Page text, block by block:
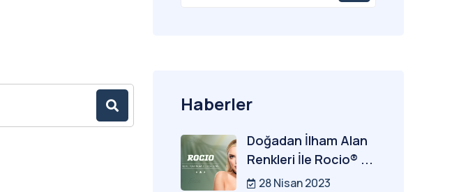
Haberler
Doğadan İlham Alan
Renkleri İle Rocio® ...
28 Nisan 2023